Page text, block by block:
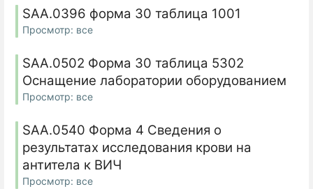
SAA.0396 форма 30 таблица 1001
Просмотр: все
SAA.0502 Форма 30 таблица 5302
Оснащение лаборатории оборудованием
Просмотр: все
SAA.0540 Форма 4 Сведения о
результатах исследования крови на
антитела к ВИЧ
Просмотр: все